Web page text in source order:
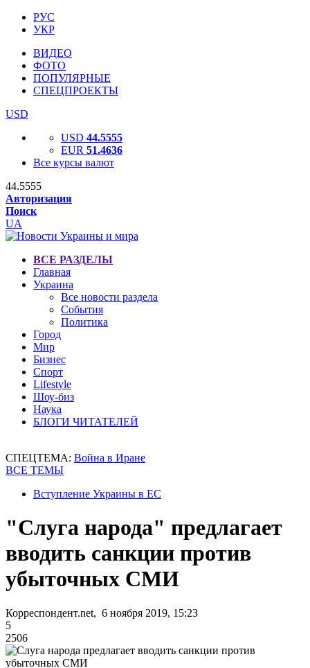
РУС
УКР
ВИДЕО
ФОТО
ПОПУЛЯРНЫЕ
СПЕЦПРОЕКТЫ
USD
USD 44.5555
EUR 51.4636
Все курсы валют
44.5555
Авторизация
Поиск
UA
ВСЕ РАЗДЕЛЫ
Главная
Украина
Все новости раздела
События
Политика
Город
Мир
Бизнес
Спорт
Lifestyle
Шоу-биз
Наука
БЛОГИ ЧИТАТЕЛЕЙ
СПЕЦТЕМА: Война в Иране
ВСЕ ТЕМЫ
Вступление Украины в ЕС
"Слуга народа" предлагает
вводить санкции против
убыточных СМИ
Корреспондент.net, 6 ноября 2019, 15:23
5
2506